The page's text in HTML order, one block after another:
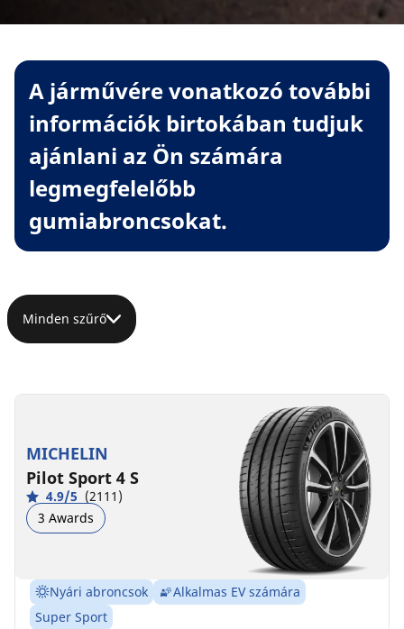
A járművére vonatkozó további
információk birtokában tudjuk
ajánlani az Ön számára
legmegfelelőbb
gumiabroncsokat.
Minden szűrő
MICHELIN
Pilot Sport 4 S
4.9/5 (2111)
3 Awards
Nyári abroncsok
Alkalmas EV számára
Super Sport